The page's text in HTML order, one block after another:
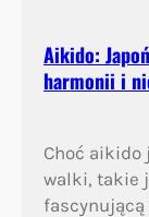
Aikido:
harmonii i
Choć
walki, takie
fascynującą